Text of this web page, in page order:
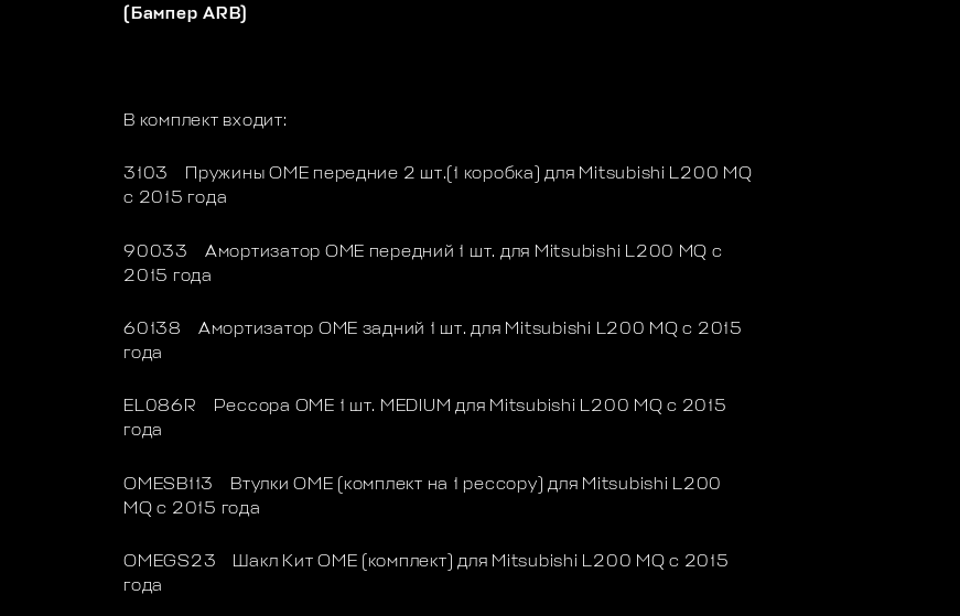
(Бампер ARB)
В комплект входит:
3103 Пружины OME передние 2 шт.(1 коробка) для Mitsubishi L200 MQ
с 2015 года
90033 Амортизатор OME передний 1 шт. для Mitsubishi L200 MQ с
2015 года
60138 Амортизатор OME задний 1 шт. для Mitsubishi L200 MQ с 2015
года
EL086R Рессора OME 1 шт. MEDIUM для Mitsubishi L200 MQ с 2015
года
OMESB113 Втулки OME (комплект на 1 рессору) для Mitsubishi L200
MQ с 2015 года
OMEGS23 Шакл Кит OME (комплект) для Mitsubishi L200 MQ с 2015
года